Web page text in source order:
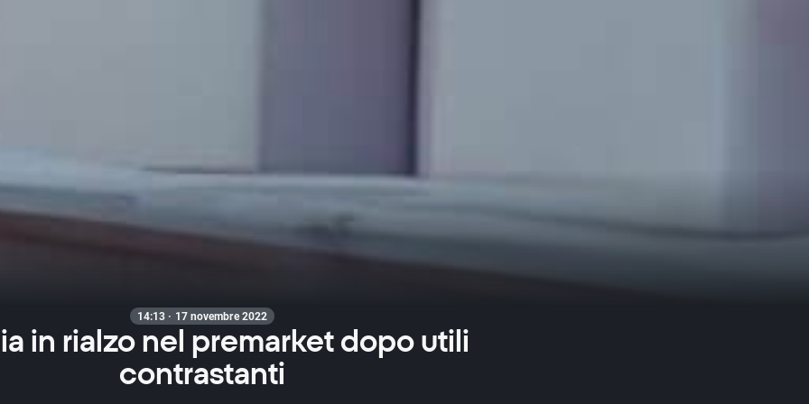
14:13 · 17 novembre 2022
in rialzo nel premarket dopo utili
contrastanti